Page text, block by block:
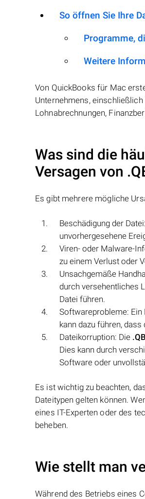
So öffnen Sie Ihre
Programme,
Weitere
Von QuickBooks für Mac
Unternehmens,
Lohnabrechnungen,
Was sind die
Versagen von
Es gibt mehrere mögliche
Beschädigung der
unvorhergesehene
Viren- oder Malware-
zu einem Verlust oder
Unsachgemäße
durch versehentliches
Datei führen.
Softwareprobleme: Ein
kann dazu führen, dass
Dateikorruption: Die
Dies kann durch
Software oder
Es ist wichtig zu beachten,
Dateitypen gelten können.
eines IT-Experten oder des
beheben.
Wie stellt man
Während des Betriebs eines